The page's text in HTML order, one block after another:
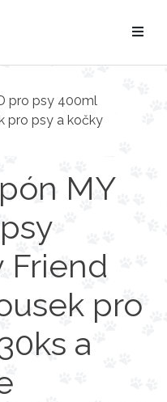
MY
Friend
pro
a